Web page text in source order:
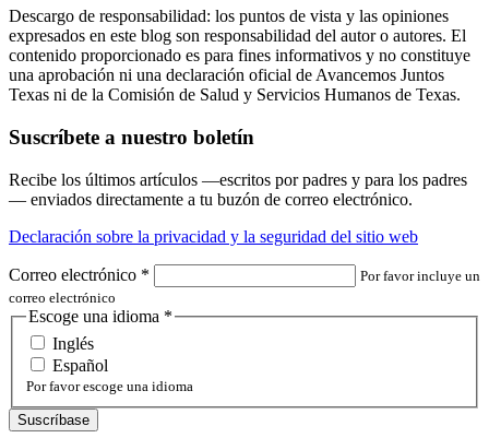
Descargo de responsabilidad: los puntos de vista y las opiniones
expresados en este blog son responsabilidad del autor o autores. El
contenido proporcionado es para fines informativos y no constituye
una aprobación ni una declaración oficial de Avancemos Juntos
Texas ni de la Comisión de Salud y Servicios Humanos de Texas.
Suscríbete a nuestro boletín
Recibe los últimos artículos —escritos por padres y para los padres
— enviados directamente a tu buzón de correo electrónico.
Declaración sobre la privacidad y la seguridad del sitio web
Correo electrónico *
Por favor incluye un
correo electrónico
Escoge una idioma *
Inglés
Español
Por favor escoge una idioma